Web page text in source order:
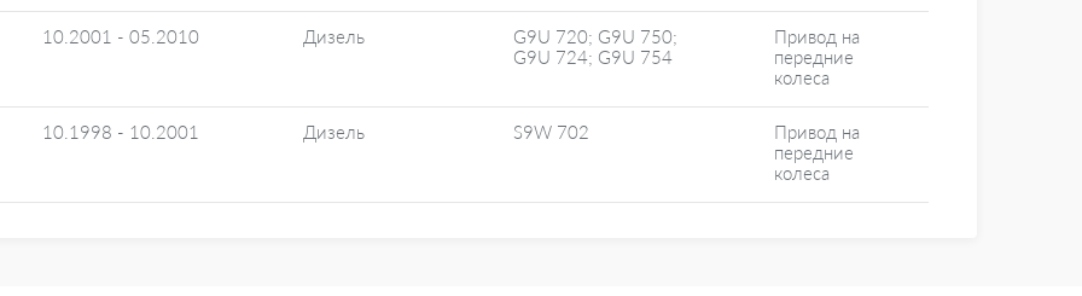
10.2001 - 05.2010 Дизель
G9U 720; G9U 750;
G9U 724; G9U 754
Привод на
передние
колеса
10.1998 - 10.2001 Дизель S9W 702
Привод на
передние
колеса